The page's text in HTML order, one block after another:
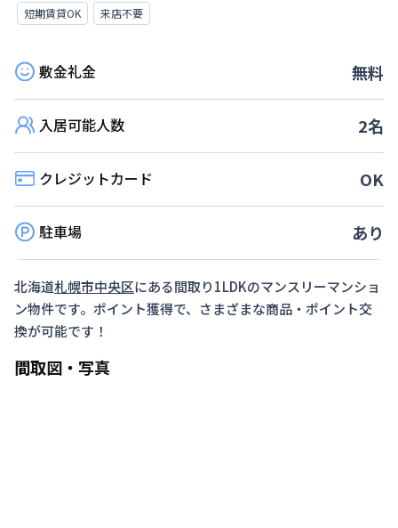
短期賃貸OK
来店不要
敷金礼金 無料
入居可能人数 2名
クレジットカード OK
駐車場 あり
北海道札幌市中央区にある間取り1LDKのマンスリーマンショ
ン物件です。ポイント獲得で、さまざまな商品・ポイント交
換が可能です！
間取図・写真